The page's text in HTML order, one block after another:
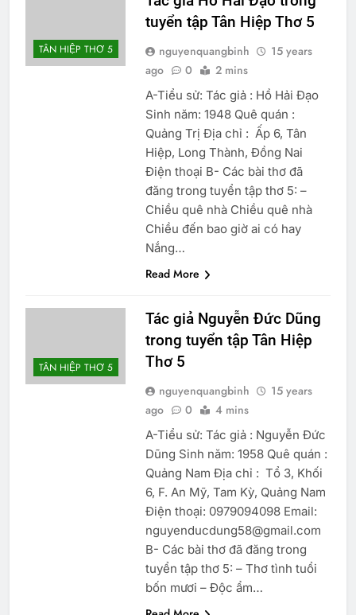
TÂN HIỆP THƠ 5
tuyển tập Tân Hiệp Thơ 5
nguyenquangbinh
15 years
ago
0 2 mins
A-Tiểu sử: Tác giả : Hồ Hải Đạo
Sinh năm: 1948 Quê quán :
Quảng Trị Địa chỉ : Ấp 6, Tân
Hiệp, Long Thành, Đồng Nai
Điện thoại B- Các bài thơ đã
đăng trong tuyển tập thơ 5: –
Chiều quê nhà Chiều quê nhà
Chiều đến bao giờ ai có hay
Nắng…
Read More
TÂN HIỆP THƠ 5
Tác giả Nguyễn Đức Dũng
trong tuyển tập Tân Hiệp
Thơ 5
nguyenquangbinh
15 years
ago
0 4 mins
A-Tiểu sử: Tác giả : Nguyễn Đức
Dũng Sinh năm: 1958 Quê quán :
Quảng Nam Địa chỉ : Tổ 3, Khối
6, F. An Mỹ, Tam Kỳ, Quảng Nam
Điện thoại: 0979094098 Email:
nguyenducdung58@gmail.com
B- Các bài thơ đã đăng trong
tuyển tập thơ 5: – Thơ tình tuổi
bốn mươi – Độc ẩm…